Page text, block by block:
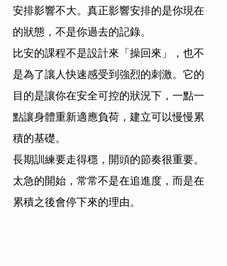
安排影響不大。真正影響安排的是你現在
的狀態，不是你過去的記錄。
比安的課程不是設計來「操回來」，也不
是為了讓人快速感受到強烈的刺激。它的
目的是讓你在安全可控的狀況下，一點一
點讓身體重新適應負荷，建立可以慢慢累
積的基礎。
長期訓練要走得穩，開頭的節奏很重要。
太急的開始，常常不是在追進度，而是在
累積之後會停下來的理由。